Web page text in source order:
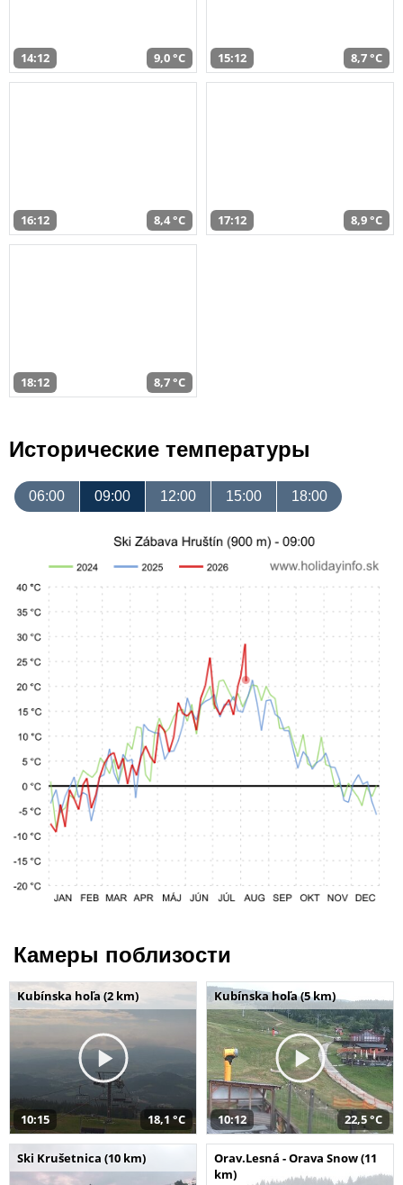
14:12 9,0 °C 15:12 8,7 °C
16:12 8,4 °C 17:12 8,9 °C
18:12 8,7 °C
Исторические температуры
06:00 09:00 12:00 15:00 18:00
Камеры поблизости
Kubínska hoľa (2 km)
10:15 18,1 °C
Kubínska hoľa (5 km)
10:12 22,5 °C
Ski Krušetnica (10 km)
Orav.Lesná - Orava Snow (11
km)